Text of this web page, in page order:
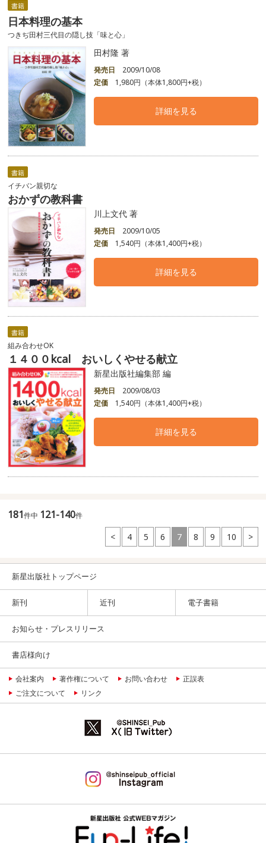
書籍
日本料理の基本
つきぢ田村三代目の隠し技「味と心」
田村隆 著
発売日
2009/10/08
定価
1,980円（本体1,800円+税）
詳細を見る
書籍
イチバン親切な
おかずの教科書
川上文代 著
発売日
2009/10/05
定価
1,540円（本体1,400円+税）
詳細を見る
書籍
組み合わせOK
１４００kcal おいしくやせる献立
新星出版社編集部 編
発売日
2009/08/03
定価
1,540円（本体1,400円+税）
詳細を見る
181件中 121-140件
< 4 5 6 7 8 9 10 >
新星出版社トップページ
新刊 近刊 電子書籍
お知らせ・プレスリリース
書店様向け
会社案内 著作権について お問い合わせ
正誤表
ご注文について
リンク